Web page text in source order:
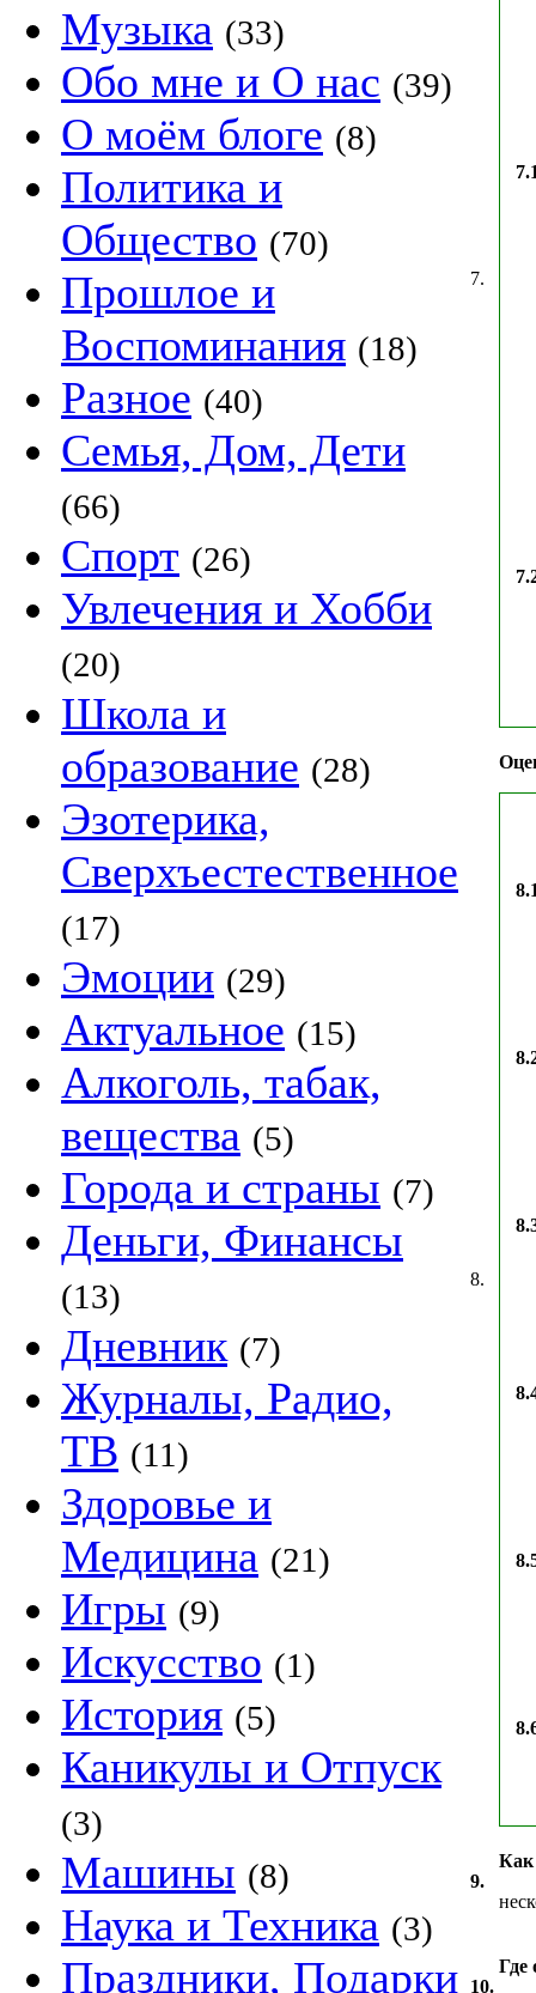
Музыка (33)
Обо мне и О нас (39)
О моём блоге (8)
Политика и
Общество (70)
Прошлое и
Воспоминания (18)
Разное (40)
Семья, Дом, Дети
(66)
Спорт (26)
Увлечения и Хобби
(20)
Школа и
образование (28)
Эзотерика,
Сверхъестественное
(17)
Эмоции (29)
Актуальное (15)
Алкоголь, табак,
вещества (5)
Города и страны (7)
Деньги, Финансы
(13)
Дневник (7)
Журналы, Радио,
ТВ (11)
Здоровье и
Медицина (21)
Игры (9)
Искусство (1)
История (5)
Каникулы и Отпуск
(3)
Машины (8)
Наука и Техника (3)
Праздники, Подарки
7.
8.
9.
Как
10.
Где